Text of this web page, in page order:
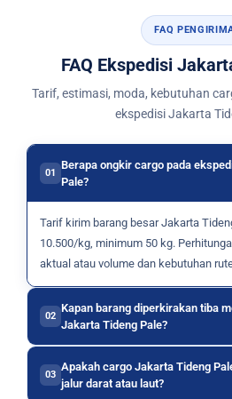
FAQ
FAQ Ekspedisi
Tarif, estimasi, moda, kebutuhan
ekspedisi Jakarta
01
Berapa ongkir cargo pada
Pale?
Tarif kirim barang besar Jakarta
10.500/kg, minimum 50 kg.
aktual atau volume dan kebutuhan
02
Kapan barang diperkirakan tiba
Jakarta Tideng Pale?
03
Apakah cargo Jakarta Tideng
jalur darat atau laut?